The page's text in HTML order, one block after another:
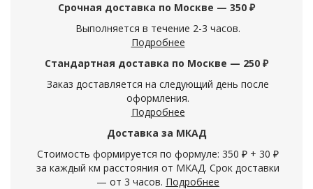
Срочная доставка по Москве — 350 ₽
Выполняется в течение 2-3 часов.
Подробнее
Стандартная доставка по Москве — 250 ₽
Заказ доставляется на следующий день после
оформления.
Подробнее
Доставка за МКАД
Стоимость формируется по формуле: 350 ₽ + 30 ₽
за каждый км расстояния от МКАД. Срок доставки
— от 3 часов. Подробнее